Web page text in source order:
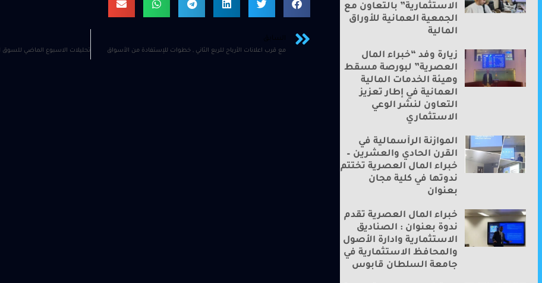
الاستثمارية” بالتعاون مع
الجمعية العمانية للأوراق
المالية
زيارة وفد “خبراء المال
العصرية” لبورصة مسقط
وهيئة الخدمات المالية
العمانية في إطار تعزيز
التعاون لنشر الوعي
الاستثماري
الموازنة الرأسمالية في
القرن الحادي والعشرين –
خبراء المال العصرية تختتم
ندوتها في كلية مجان
بعنوان
خبراء المال العصرية تقدم
ندوة بعنوان : الصناديق
الاستثمارية وادارة الأصول
والمحافظ الاستثمارية في
جامعة السلطان قابوس
مع قرب اعلانات الأرباح للربع الثاني , خطوات للإستفادة من الأسواق